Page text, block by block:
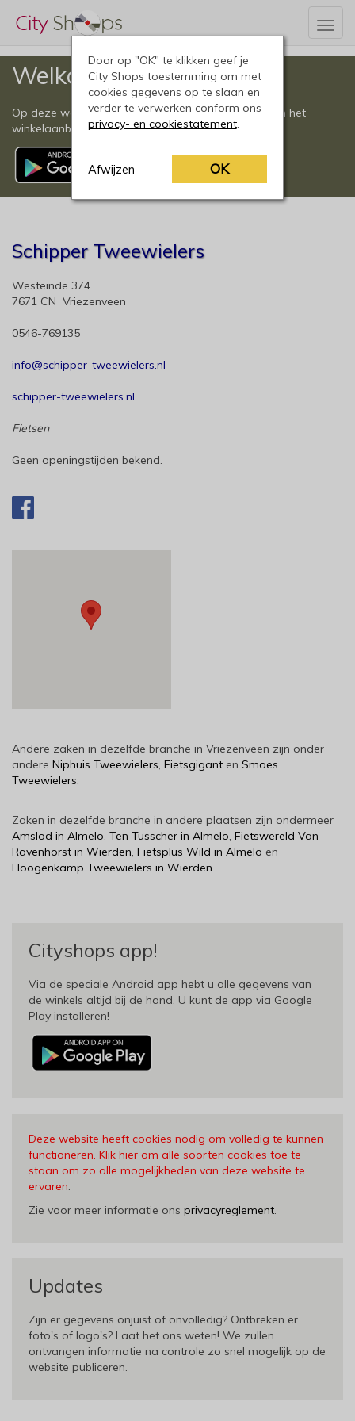
Welkom
Op deze website vindt u een compleet overzicht van het
winkelaanbod in Vriezenveen en omgeving.
Schipper Tweewielers
Westeinde 374
7671 CN Vriezenveen
0546-769135
info@schipper-tweewielers.nl
schipper-tweewielers.nl
Fietsen
Geen openingstijden bekend.
Andere zaken in dezelfde branche in Vriezenveen zijn onder
andere Niphuis Tweewielers, Fietsgigant en Smoes
Tweewielers.
Zaken in dezelfde branche in andere plaatsen zijn ondermeer
Amslod in Almelo, Ten Tusscher in Almelo, Fietswereld Van
Ravenhorst in Wierden, Fietsplus Wild in Almelo en
Hoogenkamp Tweewielers in Wierden.
Cityshops app!
Via de speciale Android app hebt u alle gegevens van
de winkels altijd bij de hand. U kunt de app via Google
Play installeren!
Deze website heeft cookies nodig om volledig te kunnen
functioneren. Klik hier om alle soorten cookies toe te
staan om zo alle mogelijkheden van deze website te
ervaren
Zie voor meer informatie ons privacyreglement
Updates
Zijn er gegevens onjuist of onvolledig? Ontbreken er
foto's of logo's? Laat het ons weten! We zullen
ontvangen informatie na controle zo snel mogelijk op de
website publiceren.
Door op "OK" te klikken geef je
City Shops toestemming om met
cookies gegevens op te slaan en
verder te verwerken conform ons
privacy- en cookiestatement.
Afwijzen OK